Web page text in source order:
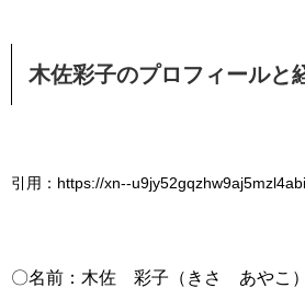
木佐彩子のプロフィールと
引用：https://xn--
〇名前：木佐 彩子（きさ あやこ）